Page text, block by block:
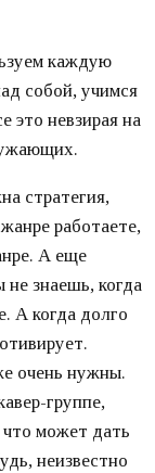
каждую
собой, учимся
это невзирая на
стратегия,
работаете,
А еще
знаешь, когда
А когда долго
очень нужны.
группе,
может дать
неизвестно